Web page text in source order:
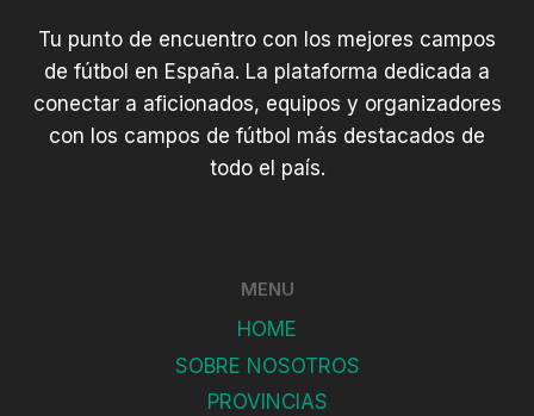
Tu punto de encuentro con los mejores campos
de fútbol en España. La plataforma dedicada a
conectar a aficionados, equipos y organizadores
con los campos de fútbol más destacados de
todo el país.
MENU
HOME
SOBRE NOSOTROS
PROVINCIAS